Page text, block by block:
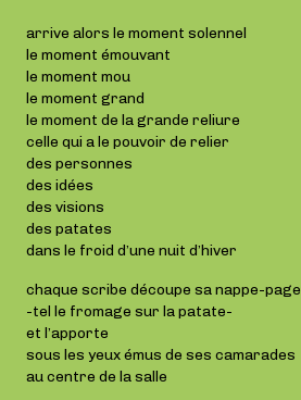
arrive alors le moment solennel
le moment émouvant
le moment mou
le moment grand
le moment de la grande reliure
celle qui a le pouvoir de relier
des personnes
des idées
des visions
des patates
dans le froid d’une nuit d’hiver
chaque scribe découpe sa nappe-page
-tel le fromage sur la patate-
et l’apporte
sous les yeux émus de ses camarades
au centre de la salle